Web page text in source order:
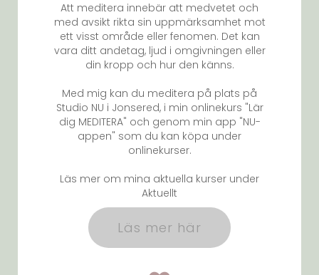
Att meditera innebär att medvetet och
med avsikt rikta sin uppmärksamhet mot
ett visst område eller fenomen. Det kan
vara ditt andetag, ljud i omgivningen eller
din kropp och hur den känns.
Med mig kan du meditera på plats på
Studio NU i Jonsered, i min onlinekurs "Lär
dig MEDITERA" och genom min app "NU-
appen" som du kan köpa under
onlinekurser.
Läs mer om mina aktuella kurser under
Aktuellt
Läs mer här